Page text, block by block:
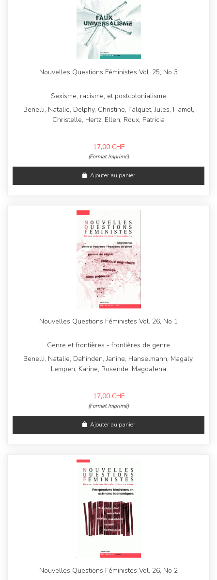
Nouvelles Questions Féministes Vol. 25, No 3
Sexisme, racisme, et postcolonialisme
Benelli, Natalie, Delphy, Christine, Falquet, Jules, Hamel,
Christelle, Hertz, Ellen, Roux, Patricia
17,00 CHF
(Format Imprimé)
Ajouter au panier
Nouvelles Questions Féministes Vol. 26, No 1
Genre et frontières - frontières de genre
Benelli, Natalie, Dahinden, Janine, Hanselmann, Magaly,
Lempen, Karine, Rosende, Magdalena
17,00 CHF
(Format Imprimé)
Ajouter au panier
Nouvelles Questions Féministes Vol. 26, No 2